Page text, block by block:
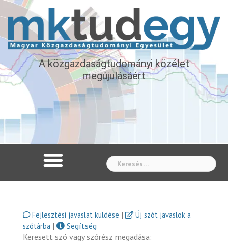
A közgazdaságtudományi közélet
megújulásáért
Fejlesztési javaslat küldése |
Új szót javaslok a
szótárba |
Segítség
Keresett szó vagy szórész megadása: